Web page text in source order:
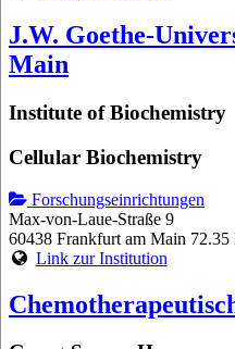
J.W. Goethe-
Main
Institute of Biochemistry
Cellular Biochemistry
Forschungseinrichtungen
Max-von-Laue-Straße 9
60438 Frankfurt am Main 72.35
Link zur Institution